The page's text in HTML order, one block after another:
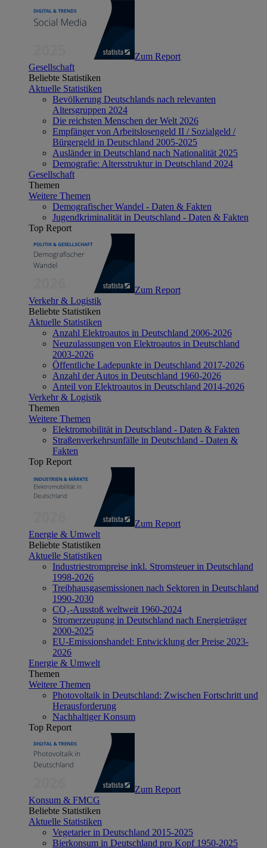
Zum Report
Gesellschaft
Beliebte Statistiken
Aktuelle Statistiken
Bevölkerung Deutschlands nach relevanten
Altersgruppen 2024
Die reichsten Menschen der Welt 2026
Empfänger von Arbeitslosengeld II / Sozialgeld /
Bürgergeld in Deutschland 2005-2025
Ausländer in Deutschland nach Nationalität 2025
Demografie: Altersstruktur in Deutschland 2024
Gesellschaft
Themen
Weitere Themen
Demografischer Wandel - Daten & Fakten
Jugendkriminalität in Deutschland - Daten & Fakten
Top Report
Zum Report
Verkehr & Logistik
Beliebte Statistiken
Aktuelle Statistiken
Anzahl Elektroautos in Deutschland 2006-2026
Neuzulassungen von Elektroautos in Deutschland
2003-2026
Öffentliche Ladepunkte in Deutschland 2017-2026
Anzahl der Autos in Deutschland 1960-2026
Anteil von Elektroautos in Deutschland 2014-2026
Verkehr & Logistik
Themen
Weitere Themen
Elektromobilität in Deutschland - Daten & Fakten
Straßenverkehrsunfälle in Deutschland - Daten &
Fakten
Top Report
Zum Report
Energie & Umwelt
Beliebte Statistiken
Aktuelle Statistiken
Industriestrompreise inkl. Stromsteuer in Deutschland
1998-2026
Treibhausgasemissionen nach Sektoren in Deutschland
1990-2030
CO₂-Ausstoß weltweit 1960-2024
Stromerzeugung in Deutschland nach Energieträger
2000-2025
EU-Emissionshandel: Entwicklung der Preise 2023-
2026
Energie & Umwelt
Themen
Weitere Themen
Photovoltaik in Deutschland: Zwischen Fortschritt und
Herausforderung
Nachhaltiger Konsum
Top Report
Zum Report
Konsum & FMCG
Beliebte Statistiken
Aktuelle Statistiken
Vegetarier in Deutschland 2015-2025
Bierkonsum in Deutschland pro Kopf 1950-2025